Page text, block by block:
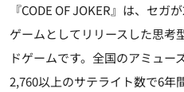
『CODE OF JOKER』は、セガ
ゲームとしてリリースした思考
ドゲームです。全国のアミュー
2,760以上のサテライト数で6年